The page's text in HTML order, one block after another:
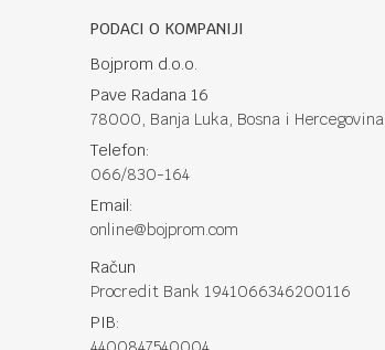
PODACI O KOMPANIJI
Bojprom d.o.o.
Pave Radana 16
78000, Banja Luka, Bosna i Hercegovina
Telefon:
066/830-164
Email:
online@bojprom.com
Račun
Procredit Bank 1941066346200116
PIB: